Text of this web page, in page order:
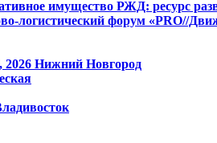
имущество РЖД: ресурс
логистический форум «PRO//
2026 Нижний Новгород